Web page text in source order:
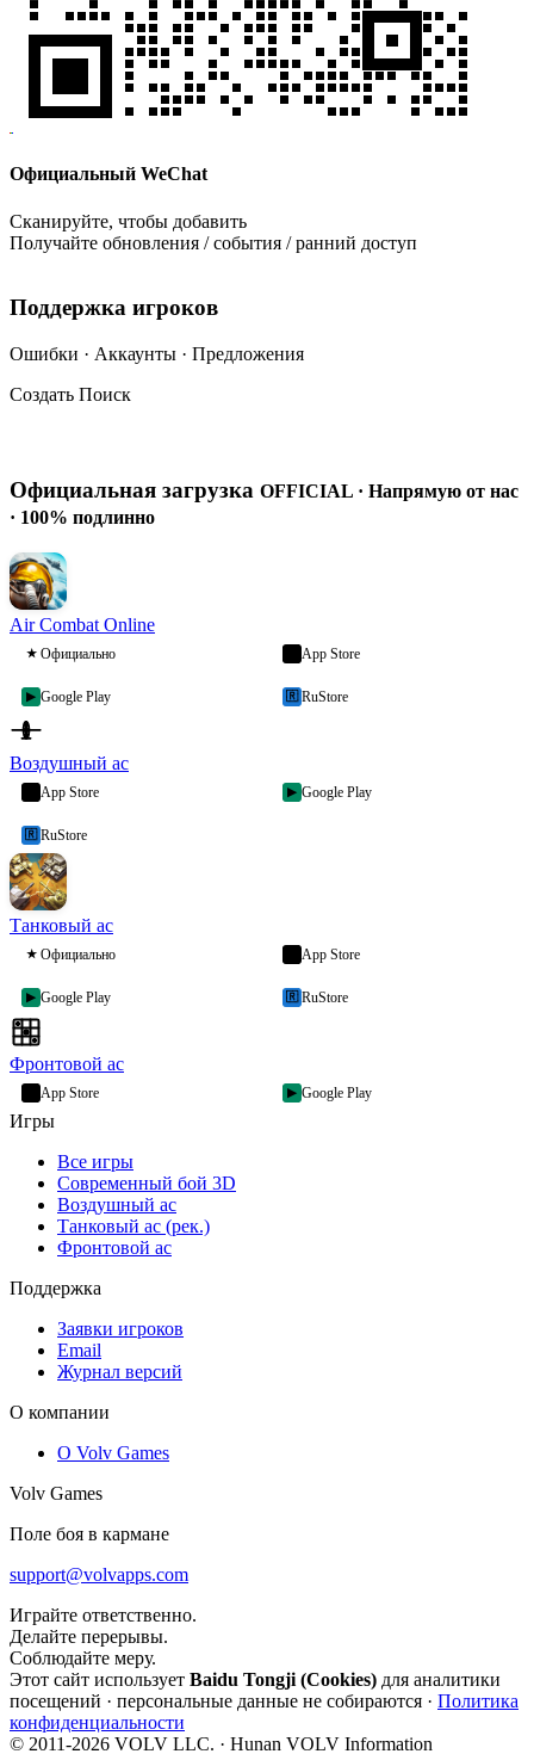
Официальный WeChat
Сканируйте, чтобы добавить
Получайте обновления / события / ранний доступ
Поддержка игроков
Ошибки · Аккаунты · Предложения
Создать Поиск
Официальная загрузка OFFICIAL · Напрямую от нас
· 100% подлинно
Air Combat Online
★ Официально App Store
▶ Google Play 🇷 RuStore
Воздушный ас
App Store ▶ Google Play
🇷 RuStore
Танковый ас
★ Официально App Store
▶ Google Play 🇷 RuStore
Фронтовой ас
App Store ▶ Google Play
Игры
Все игры
Современный бой 3D
Воздушный ас
Танковый ас (рек.)
Фронтовой ас
Поддержка
Заявки игроков
Email
Журнал версий
О компании
О Volv Games
Volv Games
Поле боя в кармане
support@volvapps.com
Играйте ответственно.
Делайте перерывы.
Соблюдайте меру.
Этот сайт использует Baidu Tongji (Cookies) для аналитики
посещений · персональные данные не собираются · Политика
конфиденциальности
© 2011-2026 VOLV LLC. · Hunan VOLV Information